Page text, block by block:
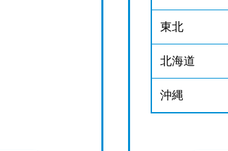
東北
北海道
沖縄